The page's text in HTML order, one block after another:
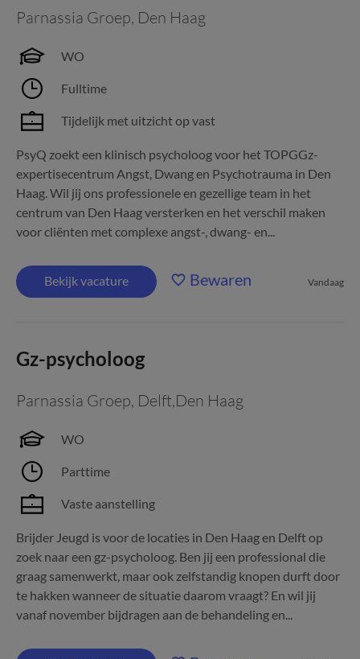
Parnassia Groep, Den Haag
WO
Fulltime
Tijdelijk met uitzicht op vast
PsyQ zoekt een klinisch psycholoog voor het TOPGGz-
expertisecentrum Angst, Dwang en Psychotrauma in Den
Haag. Wil jij ons professionele en gezellige team in het
centrum van Den Haag versterken en het verschil maken
voor cliënten met complexe angst-, dwang- en...
Bekijk vacature Bewaren Vandaag
Gz-psycholoog
Parnassia Groep, Delft,Den Haag
WO
Parttime
Vaste aanstelling
Brijder Jeugd is voor de locaties in Den Haag en Delft op
zoek naar een gz-psycholoog. Ben jij een professional die
graag samenwerkt, maar ook zelfstandig knopen durft door
te hakken wanneer de situatie daarom vraagt? En wil jij
vanaf november bijdragen aan de behandeling en...